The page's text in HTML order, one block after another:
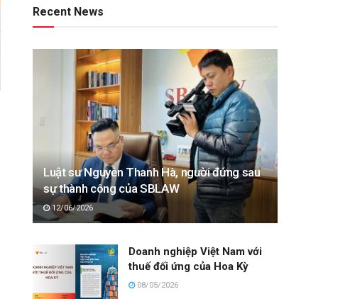
Recent News
Luật sư Nguyễn Thanh Hà, người đứng sau
sự thành công của SBLAW
12/06/2026
Doanh nghiệp Việt Nam với
thuế đối ứng của Hoa Kỳ
08/05/2026